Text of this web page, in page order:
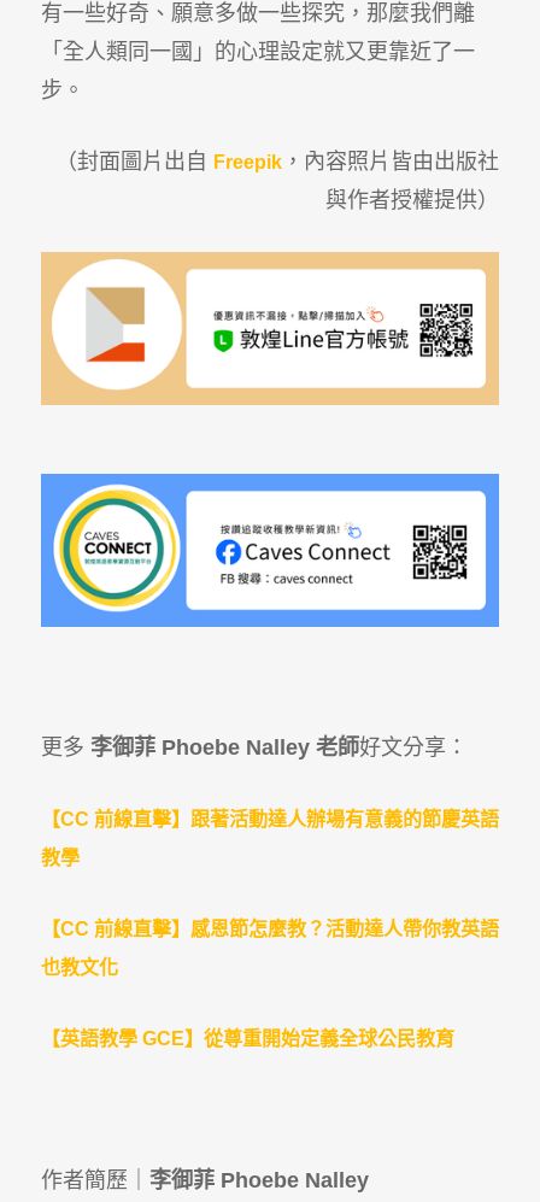
有一些好奇、願意多做一些探究，那麼我們離
「全人類同一國」的心理設定就又更靠近了一
步。
（封面圖片出自 Freepik ，內容照片皆由出版社
與作者授權提供）
更多 李御菲 Phoebe Nalley 老師好文分享：
【CC 前線直擊】跟著活動達人辦場有意義的節慶英語
教學
【CC 前線直擊】感恩節怎麼教？活動達人帶你教英語
也教文化
【英語教學 GCE】從尊重開始定義全球公民教育
作者簡歷｜ 李御菲 Phoebe Nalley